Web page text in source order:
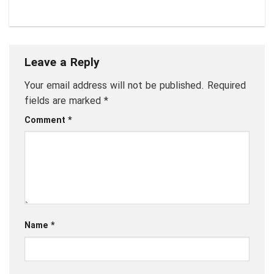
Leave a Reply
Your email address will not be published. Required
fields are marked *
Comment *
Name *